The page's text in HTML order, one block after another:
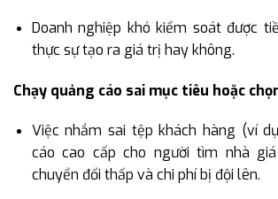
Doanh nghiệp khó kiểm soát được
thực sự tạo ra giá trị hay không.
Chạy quảng cáo sai mục tiêu hoặc
Việc nhắm sai tệp khách hàng (ví
cáo cao cấp cho người tìm nhà
chuyển đổi thấp và chi phí bị đội lên.